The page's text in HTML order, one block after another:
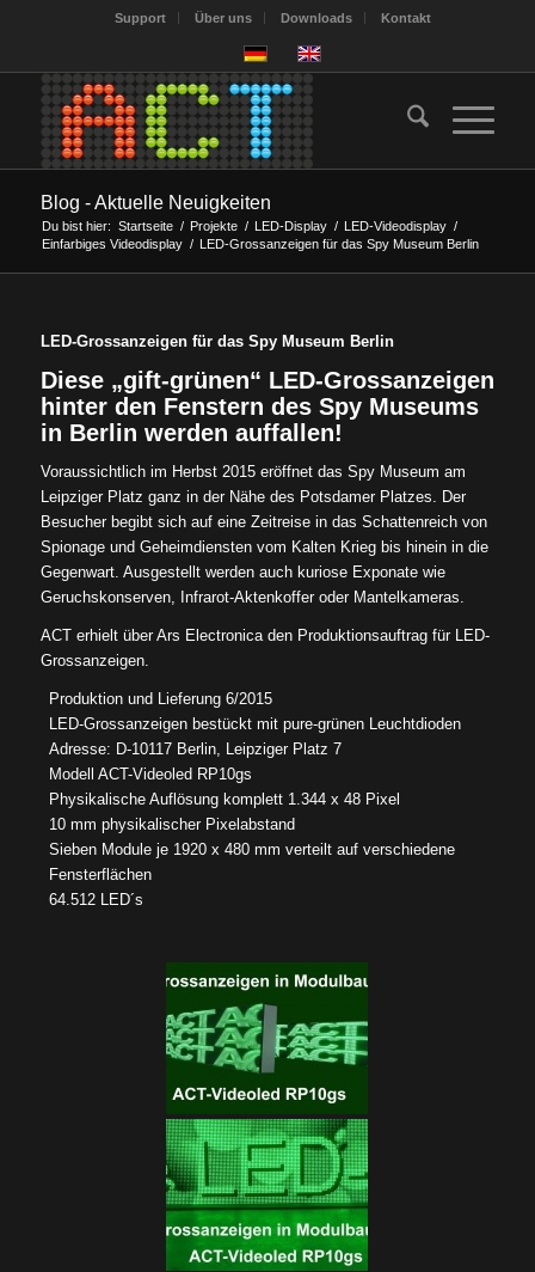
Support Über uns Downloads Kontakt
Blog - Aktuelle Neuigkeiten
Du bist hier: Startseite / Projekte / LED-Display / LED-Videodisplay /
Einfarbiges Videodisplay / LED-Grossanzeigen für das Spy Museum Berlin
LED-Grossanzeigen für das Spy Museum Berlin
Diese „gift-grünen“ LED-Grossanzeigen
hinter den Fenstern des Spy Museums
in Berlin werden auffallen!
Voraussichtlich im Herbst 2015 eröffnet das Spy Museum am
Leipziger Platz ganz in der Nähe des Potsdamer Platzes. Der
Besucher begibt sich auf eine Zeitreise in das Schattenreich von
Spionage und Geheimdiensten vom Kalten Krieg bis hinein in die
Gegenwart. Ausgestellt werden auch kuriose Exponate wie
Geruchskonserven, Infrarot-Aktenkoffer oder Mantelkameras.
ACT erhielt über Ars Electronica den Produktionsauftrag für LED-
Grossanzeigen.
Produktion und Lieferung 6/2015
LED-Grossanzeigen bestückt mit pure-grünen Leuchtdioden
Adresse: D-10117 Berlin, Leipziger Platz 7
Modell ACT-Videoled RP10gs
Physikalische Auflösung komplett 1.344 x 48 Pixel
10 mm physikalischer Pixelabstand
Sieben Module je 1920 x 480 mm verteilt auf verschiedene
Fensterflächen
64.512 LED´s